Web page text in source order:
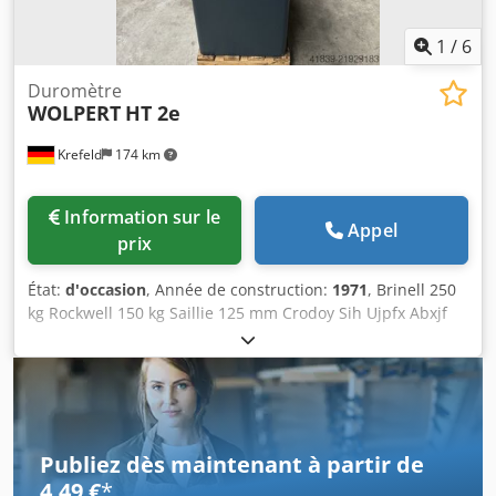
1 / 6
Krefeld 174 km
Duromètre
WOLPERT HT 2e
prix
Appel
État: d'occasion, Année de construction: 1971, Brinell 250
kg Rockwell 150 kg Saillie 125 mm Crodoy Sih Ujpfx Abxjf
Hauteur d’essai 200 mm Poids de la machine env. 0,07 t
Encombrement env. 650 x 530 x 1550 mm Essais selon les
méthodes Rockwell, Vickers et Brinell. Il s'agit d'un appareil
d'occasion ; vente excluant toute garantie.
Publiez dès maintenant à partir de